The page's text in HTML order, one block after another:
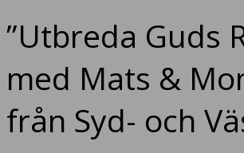
”Utbreda Guds
med Mats &
från Syd- och